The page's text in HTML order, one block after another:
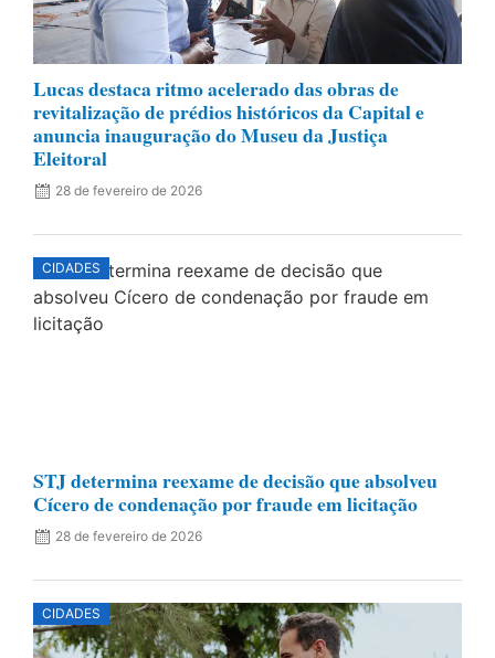
Lucas destaca ritmo acelerado das obras de
revitalização de prédios históricos da Capital e
anuncia inauguração do Museu da Justiça
Eleitoral
28 de fevereiro de 2026
CIDADES
STJ determina reexame de decisão que absolveu
Cícero de condenação por fraude em licitação
28 de fevereiro de 2026
CIDADES